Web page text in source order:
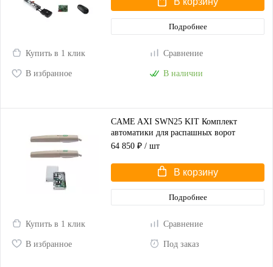
Подробнее
Купить в 1 клик Сравнение
В избранное В наличии
CAME AXI SWN25 KIT Комплект
автоматики для распашных ворот
(корпус серый)
64 850 ₽ / шт
В корзину
Подробнее
Купить в 1 клик Сравнение
В избранное Под заказ